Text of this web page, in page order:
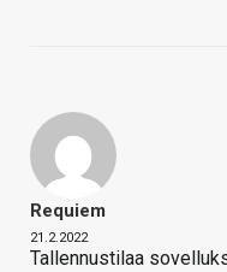
Requiem
21.2.2022
Tallennustilaa